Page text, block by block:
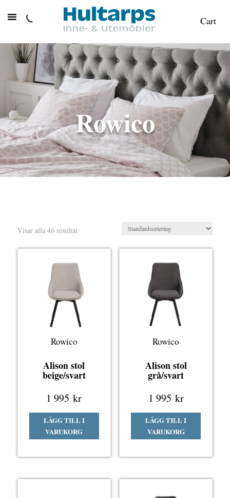
Cart
Rowico
Visar alla 46 resultat
Rowico
Alison stol
beige/svart
1 995kr
LÄGG TILL I
VARUKORG
Rowico
Alison stol
grå/svart
1 995 kr
LÄGG TILL I
VARUKORG